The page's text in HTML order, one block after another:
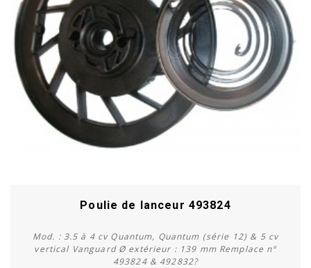
Poulie de lanceur 493824
Mod. : 3.5 à 4 cv Quantum, Quantum (série 12) & 5 cv
vertical Vanguard Ø extérieur : 139 mm Remplace n°
493824 & 492832?